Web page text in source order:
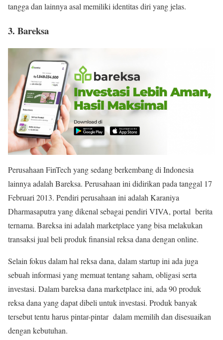
tangga dan lainnya asal memiliki identitas diri yang jelas.
3. Bareksa
Perusahaan FinTech yang sedang berkembang di Indonesia
lainnya adalah Bareksa. Perusahaan ini didirikan pada tanggal 17
Februari 2013. Pendiri perusahaan ini adalah Karaniya
Dharmasaputra yang dikenal sebagai pendiri VIVA, portal berita
ternama. Bareksa ini adalah marketplace yang bisa melakukan
transaksi jual beli produk finansial reksa dana dengan online.
Selain fokus dalam hal reksa dana, dalam startup ini ada juga
sebuah informasi yang memuat tentang saham, obligasi serta
investasi. Dalam bareksa dana marketplace ini, ada 90 produk
reksa dana yang dapat dibeli untuk investasi. Produk banyak
tersebut tentu harus pintar-pintar dalam memilih dan disesuaikan
dengan kebutuhan.